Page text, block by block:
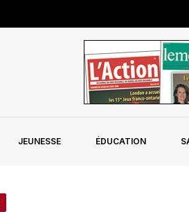
JEUNESSE ÉDUCATION